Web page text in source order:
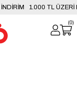
1.000 TL ÜZERİ
0